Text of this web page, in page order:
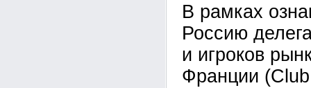
В рамках
Россию
и игроков
Франции